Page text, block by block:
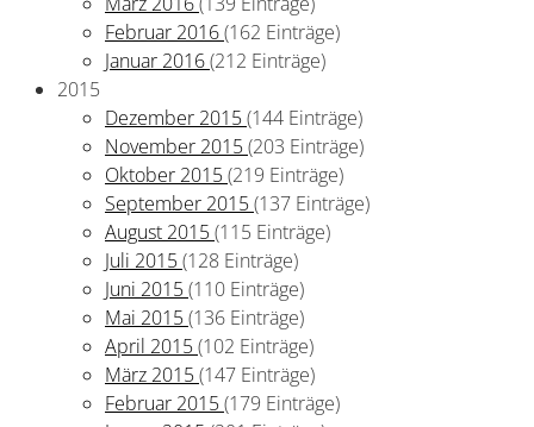
Februar 2016(162 Einträge)
Januar 2016(212 Einträge)
2015
Dezember 2015(144 Einträge)
November 2015(203 Einträge)
Oktober 2015(219 Einträge)
September 2015(137 Einträge)
August 2015(115 Einträge)
Juli 2015(128 Einträge)
Juni 2015(110 Einträge)
Mai 2015(136 Einträge)
April 2015(102 Einträge)
März 2015(147 Einträge)
Februar 2015(179 Einträge)